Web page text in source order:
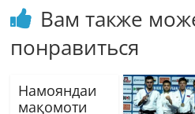
Вам также
понравиться
Намояндаи
мақомоти